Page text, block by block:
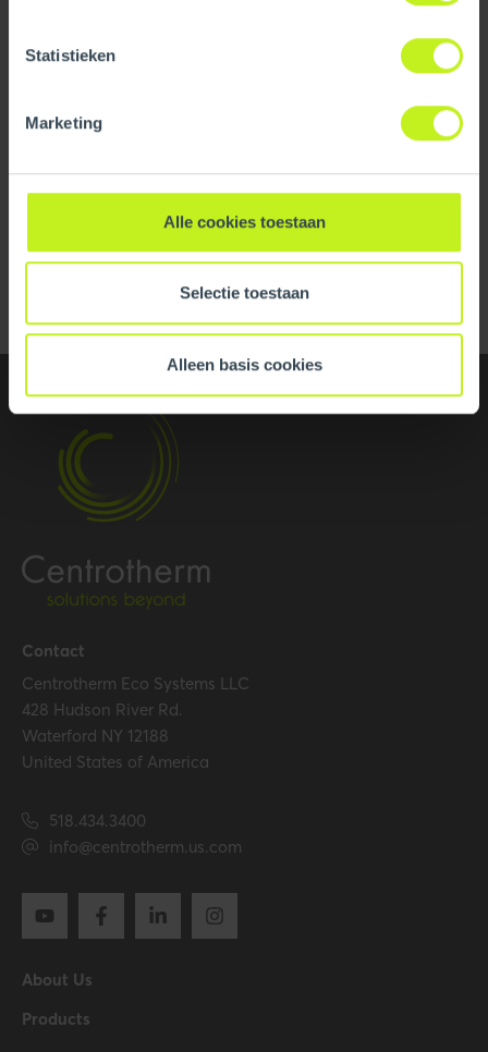
Statistieken
Marketing
Alle cookies toestaan
Selectie toestaan
Alleen basis cookies
Color
View all specifications
Dimensions
660.4 mm / 26 inch
Height 660.4 mm / 26 inch
Width 660.4 mm / 26 inch
Logistical
Intrastat
Packaging / Trade width
Number per packaging
Packaging / Trade
length
660.4 mm / 26 inch
Packaging / Trade
Certification
Certificates (US/CAN)
Hide all specifications
Back to overview
Contact
Centrotherm Eco Systems LLC
428 Hudson River Rd.
Waterford NY 12188
United States of America
518.434.3400
info@centrotherm.us.com
About Us
Products